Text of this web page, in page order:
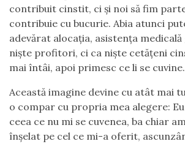
contribuit cinstit, ci și noi să fim
contribuie cu bucurie. Abia atunci
adevărat alocația, asistența
niște profitori, ci ca niște cetățeni
mai întâi, apoi primesc ce li se cuvine.
Această imagine devine cu atât mai
o compar cu propria mea alegere:
ceea ce nu mi se cuvenea, ba chiar
înșelat pe cel ce mi-a oferit,